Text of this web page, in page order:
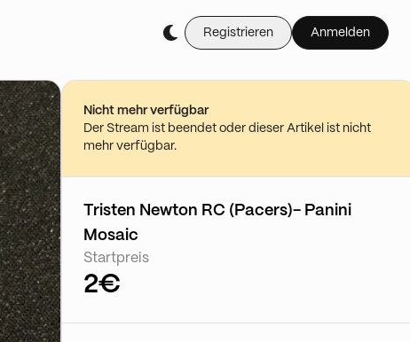
Registrieren Anmelden
Kaufe es live während
15/05 - 17:00
Nicht mehr verfügbar
Der Stream ist beendet oder dieser Artikel ist nicht
mehr verfügbar.
Tristen Newton RC (Pacers)- Panini
Mosaic
Startpreis
2€